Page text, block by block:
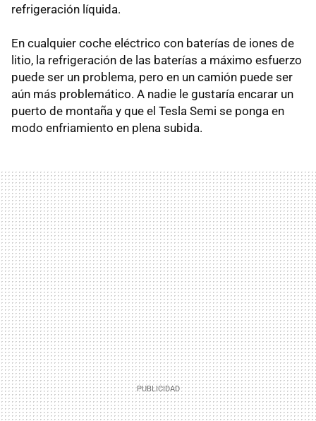
refrigeración líquida.
En cualquier coche eléctrico con baterías de iones de
litio, la refrigeración de las baterías a máximo esfuerzo
puede ser un problema, pero en un camión puede ser
aún más problemático. A nadie le gustaría encarar un
puerto de montaña y que el Tesla Semi se ponga en
modo enfriamiento en plena subida.